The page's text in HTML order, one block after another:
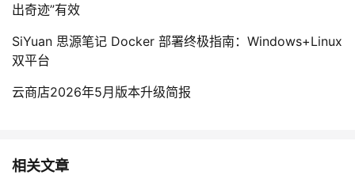
出奇迹”有效
SiYuan 思源笔记 Docker 部署终极指南：Windows+Linux
双平台
云商店2026年5月版本升级简报
相关文章